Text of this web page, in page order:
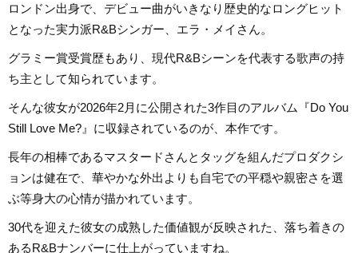
ロンドン出身で、デビュー曲がいきなり歴史的なロングヒット
となった実力派R&Bシンガー、エラ・メイさん。
グラミー賞受賞歴もあり、現代R&Bシーンを代表する歌声の持
ち主として知られています。
そんな彼女が2026年2月に公開された3作目のアルバム『Do You
Still Love Me?』に収録されているのが、本作です。
長年の相棒であるマスタードさんとタッグを組んだプロダクシ
ョンは健在で、華やかな外出よりも自宅での平穏や親密さを選
ぶ等身大の心情が描かれています。
30代を迎えた彼女の成熟した価値観が反映された、落ち着きの
あるR&Bナンバーに仕上がっていますね。